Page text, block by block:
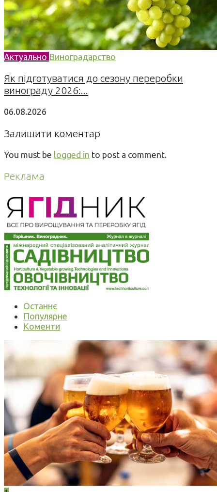
Актуально Виноградарство
Як підготуватися до сезону переробки
винограду 2026:...
06.08.2026
Залишити коментар
You must be logged in to post a comment.
Реклама
Останнє
Популярне
Коменти